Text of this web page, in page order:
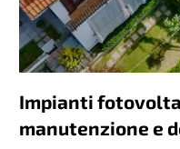
Impianti
manutenzione e